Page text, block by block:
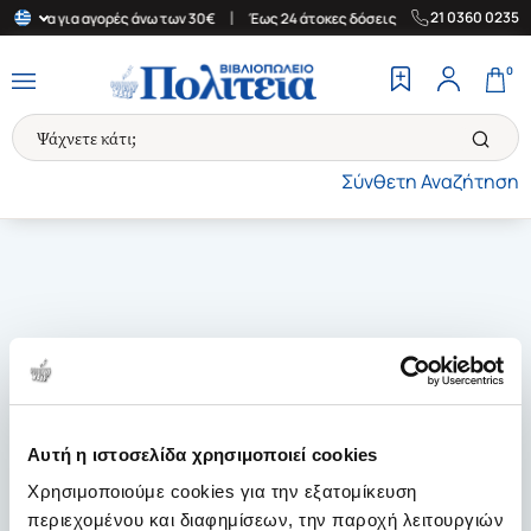
Αυτή η ιστοσελίδα χρησιμοποιεί cookies
Χρησιμοποιούμε cookies για την εξατομίκευση
περιεχομένου και διαφημίσεων, την παροχή λειτουργιών
για αγορές άνω των 30€ | Έως 24 άτοκες δόσεις | Δωρεάν
21 0360 0235
Σύνθετη Αναζήτηση
0